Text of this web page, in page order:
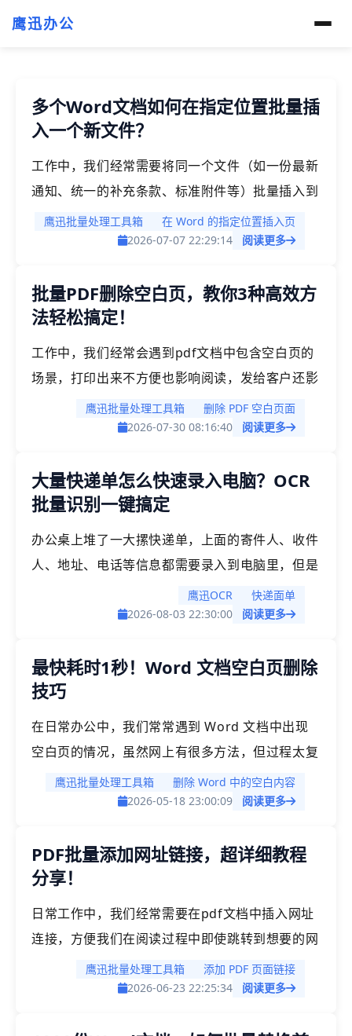
鹰迅办公
多个Word文档如何在指定位置批量插
入一个新文件？
工作中，我们经常需要将同一个文件（如一份最新
通知、统一的补充条款、标准附件等）批量插入到
多个Word文档的指定位置。传统手动操作不仅费
时费力，还容易出错，尤其当我们需要处理的文档
本文将给大家介绍，如果借助一种高效批量的方
法，不需要专业代码就能轻松搞定这样的需求。
鹰迅批量处理工具箱
在 Word 的指定位置插入页
2026-07-07 22:29:14
阅读更多
批量PDF删除空白页，教你3种高效方
法轻松搞定！
工作中，我们经常会遇到pdf文档中包含空白页的
场景，打印出来不方便也影响阅读，发给客户还影
响专业性。有的时候我们是单个文档，有时可能我
们同时需要批量删除几十上百个文档中的空白页，
今天这篇文章就来聊聊怎么批量干掉PDF里的空白
页，后面会分享3种我实际用过的方法，亲测好
鹰迅批量处理工具箱
删除 PDF 空白页面
2026-07-30 08:16:40
阅读更多
大量快递单怎么快速录入电脑？OCR
批量识别一键搞定
办公桌上堆了一大摞快递单，上面的寄件人、收件
人、地址、电话等信息都需要录入到电脑里，但是
一张张手动敲键盘实在太慢了，一不小心还容易打
错字。特别是电商旺季或者公司集中采购的时候，
没有什么办法能够批量识别这些快递单，快速把信
息导入电脑呢？今天我们就一起来解决这个困扰很
鹰迅OCR
快递面单
2026-08-03 22:30:00
阅读更多
最快耗时1秒！Word 文档空白页删除
技巧
在日常办公中，我们常常遇到 Word 文档中出现
空白页的情况，虽然网上有很多方法，但过程太复
杂，快捷键太多，根本记不住，也容易和其他操作
弄混，即便这次记住了，下次又忘记，还要一个个
有没有一劳永逸的办法呢？有没有一种工具，小白
也能轻松操作？在此，给大家介绍一个打开就能用
鹰迅批量处理工具箱
删除 Word 中的空白内容
2026-05-18 23:00:09
阅读更多
PDF批量添加网址链接，超详细教程
分享！
日常工作中，我们经常需要在pdf文档中插入网址
连接，方便我们在阅读过程中即使跳转到想要的网
站，单个链接我们还可以借助很多工具来处理，但
有时可能我们文档每一页都需要添加链接，或者有
鹰迅批量处理工具箱
添加 PDF 页面链接
2026-06-23 22:25:34
阅读更多